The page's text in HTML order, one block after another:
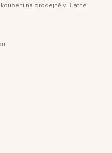
na prodejně v Blatné